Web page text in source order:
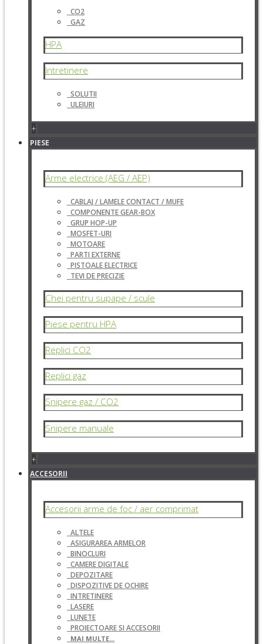
CO2
GAZ
HPA
Intretinere
SOLUTII
ULEIURI
+
PIESE
Arme electrice (AEG / AEP)
CABLAJ / LAMELE CONTACT / MUFE
COMPONENTE GEAR-BOX
GRUP HOP-UP
MOSFET-URI
MOTOARE
PARTI EXTERNE
PISTOALE ELECTRICE
TEVI DE PRECIZIE
Chei pentru supape / scule
Piese pentru HPA
Replici CO2
Replici gaz
Snipere gaz / CO2
Snipere manuale
+
ACCESORII
Accesorii arme de foc / aer comprimat
ALTELE
ASIGURAREA ARMELOR
BINOCLURI
CAMERE DIGITALE
DEPOZITARE
DISPOZITIVE DE OCHIRE
INTRETINERE
LASERE
LUNETE
PROIECTOARE SI ACCESORII
MAI MULTE...